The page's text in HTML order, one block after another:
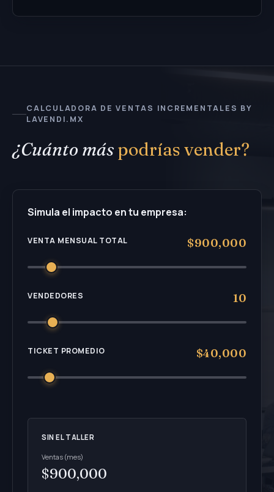
CALCULADORA DE VENTAS INCREMENTALES BY
LAVENDI.MX
¿Cuánto más podrías vender?
Simula el impacto en tu empresa:
VENTA MENSUAL TOTAL $900,000
VENDEDORES 10
TICKET PROMEDIO $40,000
SIN EL TALLER
Ventas (mes)
$900,000